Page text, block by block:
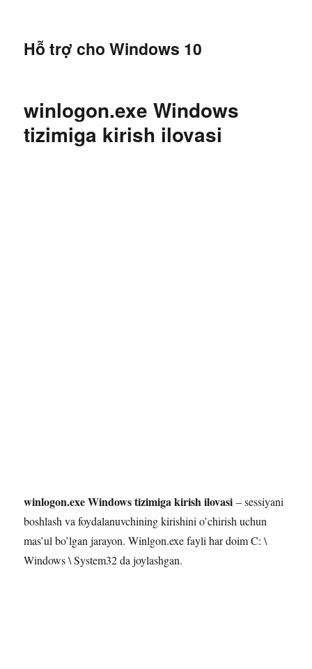
Hỗ trợ cho Windows 10
winlogon.exe Windows
tizimiga kirish ilovasi
winlogon.exe Windows tizimiga kirish ilovasi– sessiyani
boshlash va foydalanuvchining kirishini o’chirish uchun
mas’ul bo’lgan jarayon. Winlgon.exe fayli har doim C: \
Windows \ System32 da joylashgan.